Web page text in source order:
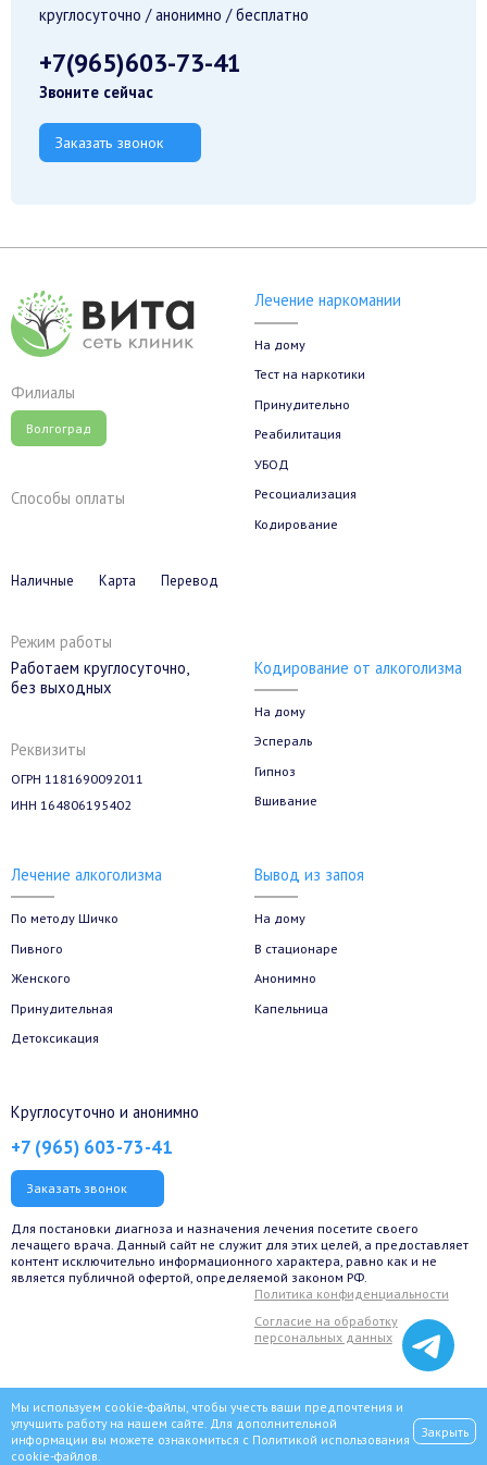
круглосуточно / анонимно / бесплатно
+7(965)603-73-41
Звоните сейчас
Заказать звонок
Филиалы
Волгоград
Способы оплаты
Наличные Карта Перевод
Режим работы
Работаем круглосуточно,
без выходных
Реквизиты
ОГРН 1181690092011
ИНН 164806195402
Лечение наркомании
На дому
Тест на наркотики
Принудительно
Реабилитация
УБОД
Ресоциализация
Кодирование
Кодирование от алкоголизма
На дому
Эспераль
Гипноз
Вшивание
Лечение алкоголизма
По методу Шичко
Пивного
Женского
Принудительная
Детоксикация
Вывод из запоя
На дому
В стационаре
Анонимно
Капельница
Круглосуточно и анонимно
+7 (965) 603-73-41
Заказать звонок
Для постановки диагноза и назначения лечения посетите своего
лечащего врача. Данный сайт не служит для этих целей, а предоставляет
контент исключительно информационного характера, равно как и не
является публичной офертой, определяемой законом РФ.
Политика конфиденциальности
Согласие на обработку
персональных данных
© 2022 Сеть наркологических клиник «ВИТА» для наркозависимых,
Мы используем cookie-файлы, чтобы учесть ваши предпочтения и
улучшить работу на нашем сайте. Для дополнительной
информации вы можете ознакомиться с Политикой использования
cookie-файлов.
Закрыть